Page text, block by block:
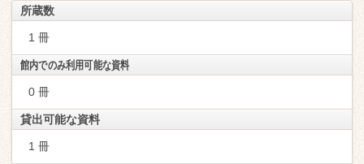
所蔵数
1 冊
館内でのみ利用可能な資料
0 冊
貸出可能な資料
1 冊